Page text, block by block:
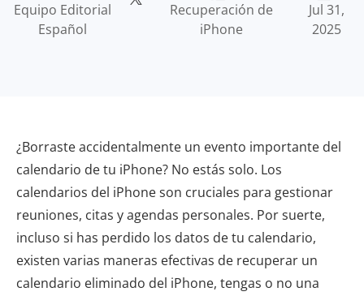
Equipo Editorial
Español
Recuperación de
iPhone
Jul 31,
2025
¿Borraste accidentalmente un evento importante del
calendario de tu iPhone? No estás solo. Los
calendarios del iPhone son cruciales para gestionar
reuniones, citas y agendas personales. Por suerte,
incluso si has perdido los datos de tu calendario,
existen varias maneras efectivas de recuperar un
calendario eliminado del iPhone, tengas o no una